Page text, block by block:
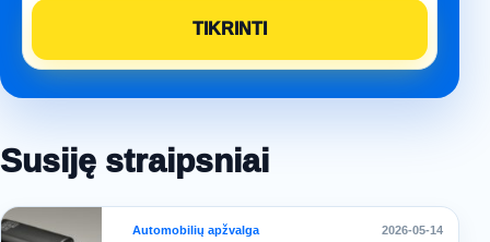
Susiję straipsniai
Automobilių apžvalga 2026-05-14